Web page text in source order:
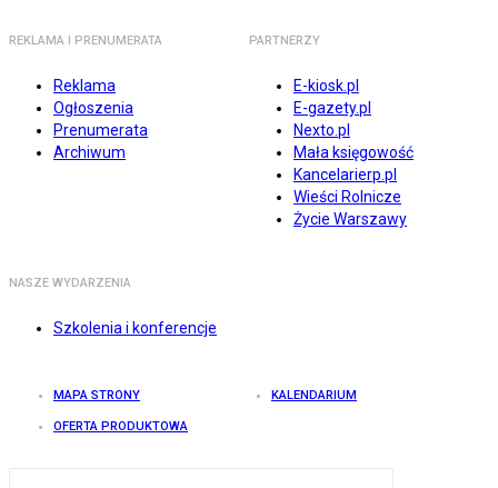
REKLAMA I PRENUMERATA
Reklama
Ogłoszenia
Prenumerata
Archiwum
PARTNERZY
E-kiosk.pl
E-gazety.pl
Nexto.pl
Mała księgowość
Kancelarierp.pl
Wieści Rolnicze
Życie Warszawy
NASZE WYDARZENIA
Szkolenia i konferencje
MAPA STRONY KALENDARIUM
OFERTA PRODUKTOWA